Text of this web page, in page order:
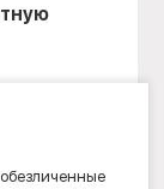
по
на
другими